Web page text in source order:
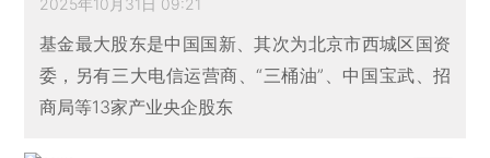
2025年10月31日 09:21
基金最大股东是中国国新、其次为北京市西城区国资
委，另有三大电信运营商、“三桶油”、中国宝武、招
商局等13家产业央企股东